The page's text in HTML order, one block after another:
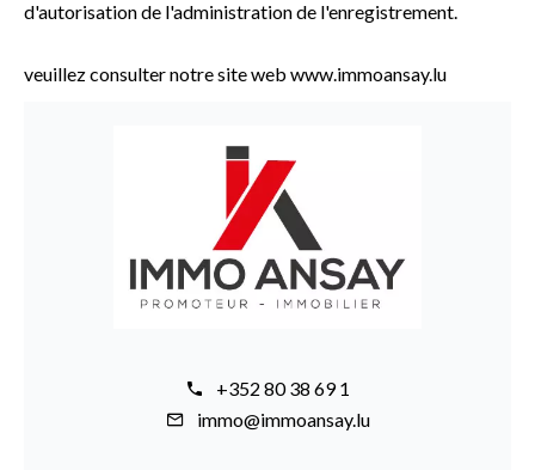
d'autorisation de l'administration de l'enregistrement.
veuillez consulter notre site web www.immoansay.lu
+352 80 38 69 1
immo@immoansay.lu